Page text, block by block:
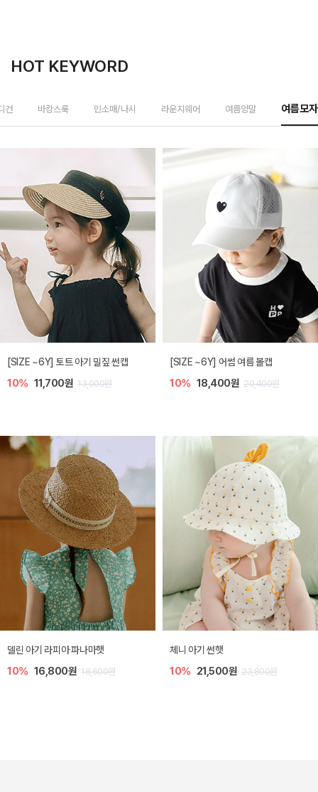
HOT KEYWORD
가디건 바캉스룩 민소매/나시 라운지웨어 여름양말 여
아레 니트 아기 가디건
5% 39,900원 42,000원
노리 니트 아기 가디건
10% 35,100원 39,000원
[SIZE ~6Y] 슈미 가디건
5% 17,100원 18,000원
[SIZE ~6Y] 마인 니트 가디건
10% 26,100원 29,000원